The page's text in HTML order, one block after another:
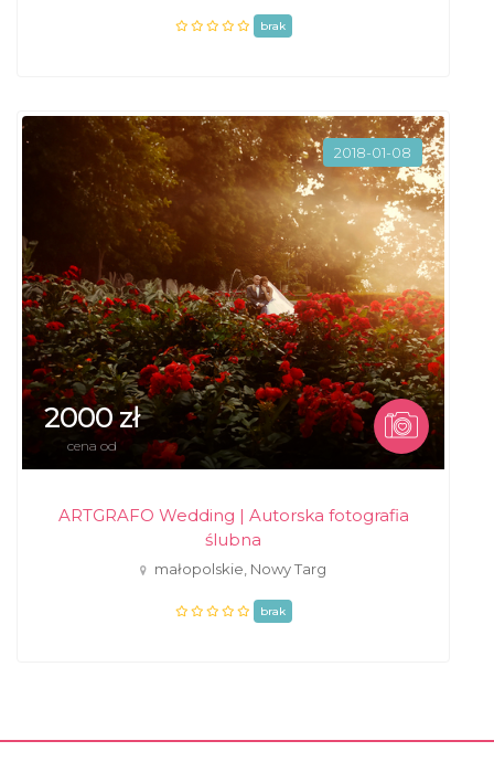
brak
2018-01-08
2000 zł
cena od
ARTGRAFO Wedding | Autorska fotografia
ślubna
małopolskie, Nowy Targ
brak